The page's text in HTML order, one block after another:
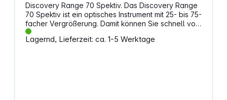
Discovery Range 70 Spektiv. Das Discovery Range
70 Spektiv ist ein optisches Instrument mit 25- bis 75-
facher Vergrößerung. Damit können Sie schnell von
der Betrachtung eines allgemeinen Panoramas zu
punktuellen Beobachtungen von sehr weit
Lagernd, Lieferzeit: ca. 1-5 Werktage